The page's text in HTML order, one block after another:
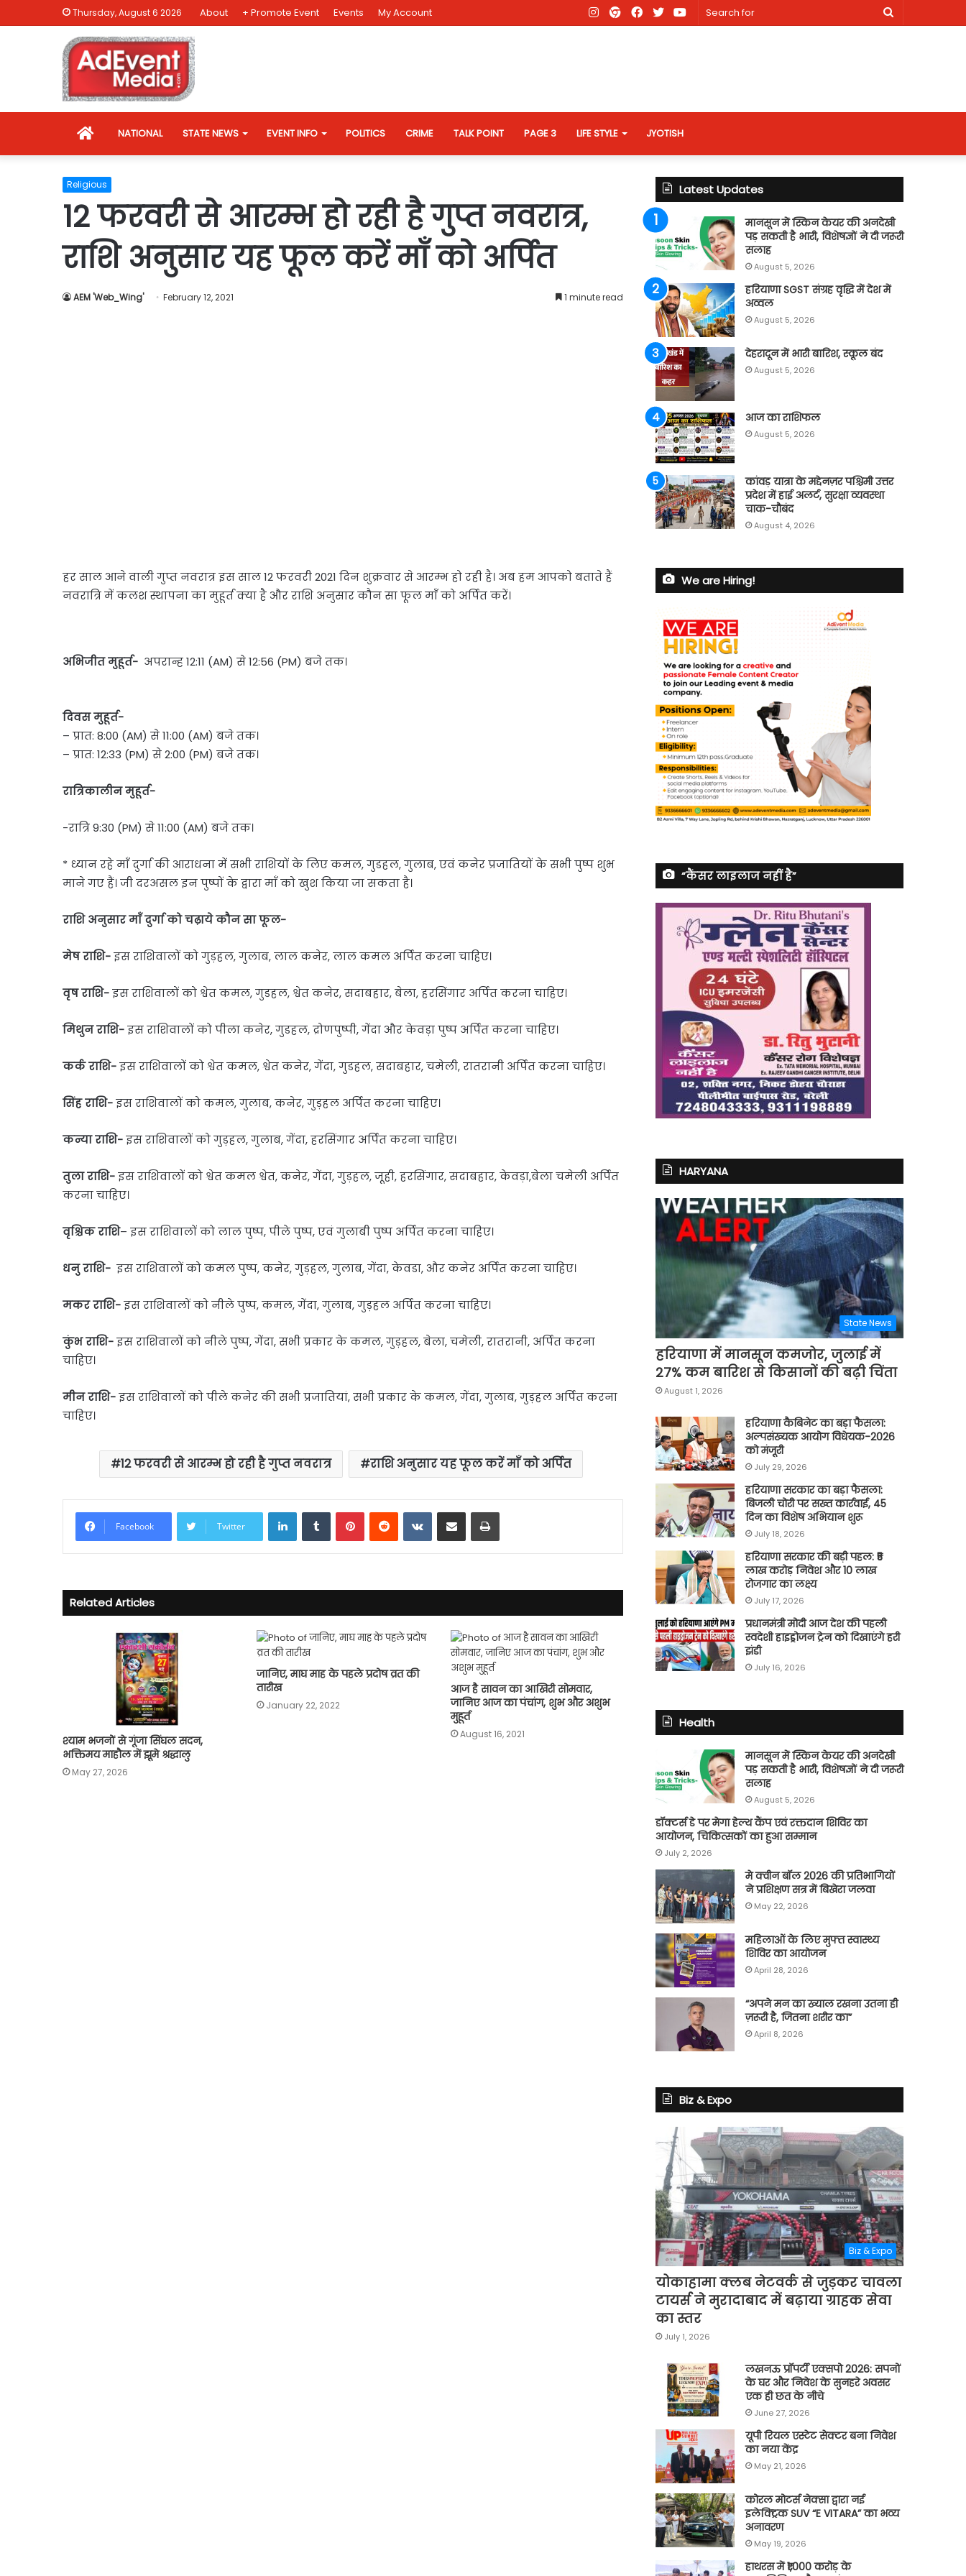
Thursday, August 6 2026 About + Promote Event Events My Account
Search
Youtube
X
Facebook
AD
Instagram
HOMENATIONAL STATE NEWS EVENT INFO POLITICS CRIME TALK POINT PAGE 3 LIFE STYLE JYOTISH
Religious
12 फरवरी से आरम्भ हो रही है गुप्त नवरात्र,
राशि अनुसार यह फूल करें माँ को अर्पित
AEM 'Web_Wing' February 12, 2021 1 minute read
हर साल आने वाली गुप्त नवरात्र इस साल 12 फरवरी 2021 दिन शुक्रवार से आरम्भ हो रही है। अब हम आपको बताते हैं
नवरात्रि में कलश स्थापना का मुहूर्त क्या है और राशि अनुसार कौन सा फूल माँ को अर्पित करें।
अभिजीत मुहूर्त- अपरान्ह 12:11 (AM) से 12:56 (PM) बजे तक।
दिवस मुहूर्त-
– प्रात: 8:00 (AM) से 11:00 (AM) बजे तक।
– प्रात: 12:33 (PM) से 2:00 (PM) बजे तक।
रात्रिकालीन मुहूर्त-
-रात्रि 9:30 (PM) से 11:00 (AM) बजे तक।
* ध्यान रहे माँ दुर्गा की आराधना में सभी राशियों के लिए कमल, गुडहल, गुलाब, एवं कनेर प्रजातियों के सभी पुष्प शुभ
माने गए हैं। जी दरअसल इन पुष्पों के द्वारा माँ को खुश किया जा सकता है।
राशि अनुसार माँ दुर्गा को चढ़ाये कौन सा फूल-
मेष राशि-इस राशिवालों को गुड़हल, गुलाब, लाल कनेर, लाल कमल अर्पित करना चाहिए।
वृष राशि-इस राशिवालों को श्वेत कमल, गुडहल, श्वेत कनेर, सदाबहार, बेला, हरसिंगार अर्पित करना चाहिए।
मिथुन राशि-इस राशिवालों को पीला कनेर, गुडहल, द्रोणपुष्पी, गेंदा और केवड़ा पुष्प अर्पित करना चाहिए।
कर्क राशि-इस राशिवालों को श्वेत कमल, श्वेत कनेर, गेंदा, गुडहल, सदाबहार, चमेली, रातरानी अर्पित करना चाहिए।
सिंह राशि-इस राशिवालों को कमल, गुलाब, कनेर, गुड़हल अर्पित करना चाहिए।
कन्या राशि-इस राशिवालों को गुड़हल, गुलाब, गेंदा, हरसिंगार अर्पित करना चाहिए।
तुला राशि-इस राशिवालों को श्वेत कमल श्वेत, कनेर, गेंदा, गुड़हल, जूही, हरसिंगार, सदाबहार, केवड़ा,बेला चमेली अर्पित
करना चाहिए।
वृश्चिक राशि– इस राशिवालों को लाल पुष्प, पीले पुष्प, एवं गुलाबी पुष्प अर्पित करना चाहिए।
धनु राशि- इस राशिवालों को कमल पुष्प, कनेर, गुड़हल, गुलाब, गेंदा, केवडा, और कनेर अर्पित करना चाहिए।
मकर राशि-इस राशिवालों को नीले पुष्प, कमल, गेंदा, गुलाब, गुड़हल अर्पित करना चाहिए।
कुंभ राशि-इस राशिवालों को नीले पुष्प, गेंदा, सभी प्रकार के कमल, गुड़हल, बेला, चमेली, रातरानी, अर्पित करना
चाहिए।
मीन राशि-इस राशिवालों को पीले कनेर की सभी प्रजातियां, सभी प्रकार के कमल, गेंदा, गुलाब, गुड़हल अर्पित करना
चाहिए।
12 फरवरी से आरम्भ हो रही है गुप्त नवरात्र राशि अनुसार यह फूल करें माँ को अर्पित
Facebook Twitter
LinkedInTumblrPinterestReddit VKontakte
Share via Email Print
Related Articles
श्याम भजनों से गूंजा सिंघल सदन,
भक्तिमय माहौल में झूमे श्रद्धालु
May 27, 2026
जानिए, माघ माह के पहले प्रदोष व्रत की
तारीख
January 22, 2022
आज है सावन का आखिरी सोमवार,
जानिए आज का पंचांग, शुभ और अशुभ
मुहूर्त
August 16, 2021
Latest Updates
मानसून में स्किन केयर की अनदेखी
पड़ सकती है भारी, विशेषज्ञों ने दी जरूरी
सलाह
August 5, 2026
हरियाणा SGST संग्रह वृद्धि में देश में
अव्वल
August 5, 2026
देहरादून में भारी बारिश, स्कूल बंद
August 5, 2026
आज का राशिफल
August 5, 2026
कांवड़ यात्रा के मद्देनज़र पश्चिमी उत्तर
प्रदेश में हाई अलर्ट, सुरक्षा व्यवस्था
चाक-चौबंद
August 4, 2026
We are Hiring!
“कैंसर लाइलाज नहीं है”
HARYANA
State News
हरियाणा में मानसून कमजोर, जुलाई में
27% कम बारिश से किसानों की बढ़ी चिंता
August 1, 2026
हरियाणा कैबिनेट का बड़ा फैसला:
अल्पसंख्यक आयोग विधेयक-2026
को मंजूरी
July 29, 2026
हरियाणा सरकार का बड़ा फैसला:
बिजली चोरी पर सख्त कार्रवाई, 45
दिन का विशेष अभियान शुरू
July 18, 2026
हरियाणा सरकार की बड़ी पहल: ₹5
लाख करोड़ निवेश और 10 लाख
रोजगार का लक्ष्य
July 17, 2026
प्रधानमंत्री मोदी आज देश की पहली
स्वदेशी हाइड्रोजन ट्रेन को दिखाएंगे हरी
झंडी
July 16, 2026
Health
मानसून में स्किन केयर की अनदेखी
पड़ सकती है भारी, विशेषज्ञों ने दी जरूरी
सलाह
August 5, 2026
डॉक्टर्स डे पर मेगा हेल्थ कैंप एवं रक्तदान शिविर का
आयोजन, चिकित्सकों का हुआ सम्मान
July 2, 2026
मे क्वीन बॉल 2026 की प्रतिभागियों
ने प्रशिक्षण सत्र में बिखेरा जलवा
May 22, 2026
महिलाओं के लिए मुफ्त स्वास्थ्य
शिविर का आयोजन
April 28, 2026
“अपने मन का ख्याल रखना उतना ही
ज़रूरी है, जितना शरीर का”
April 8, 2026
Biz & Expo
Biz & Expo
योकाहामा क्लब नेटवर्क से जुड़कर चावला
टायर्स ने मुरादाबाद में बढ़ाया ग्राहक सेवा
का स्तर
July 1, 2026
लखनऊ प्रॉपर्टी एक्सपो 2026: सपनों
के घर और निवेश के सुनहरे अवसर
एक ही छत के नीचे
June 27, 2026
यूपी रियल एस्टेट सेक्टर बना निवेश
का नया केंद्र
May 21, 2026
कोरल मोटर्स नेक्सा द्वारा नई
इलेक्ट्रिक SUV “E VITARA” का भव्य
अनावरण
May 19, 2026
हाथरस में ₹1,000 करोड़ के